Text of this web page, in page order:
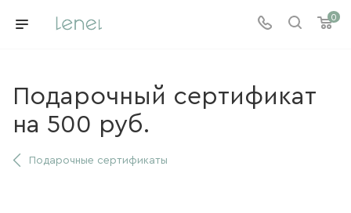
0
Подарочный сертификат
на 500 руб.
Подарочные сертификаты